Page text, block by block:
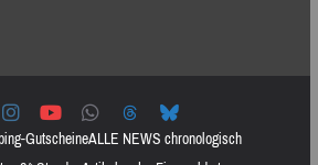
GutscheineALLE NEWS chronologisch